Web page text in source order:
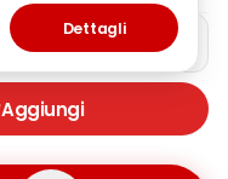
Aggiungi
Dettagli